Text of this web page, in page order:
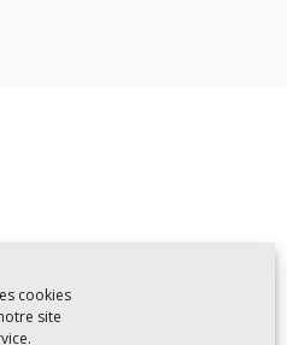
cookies
site